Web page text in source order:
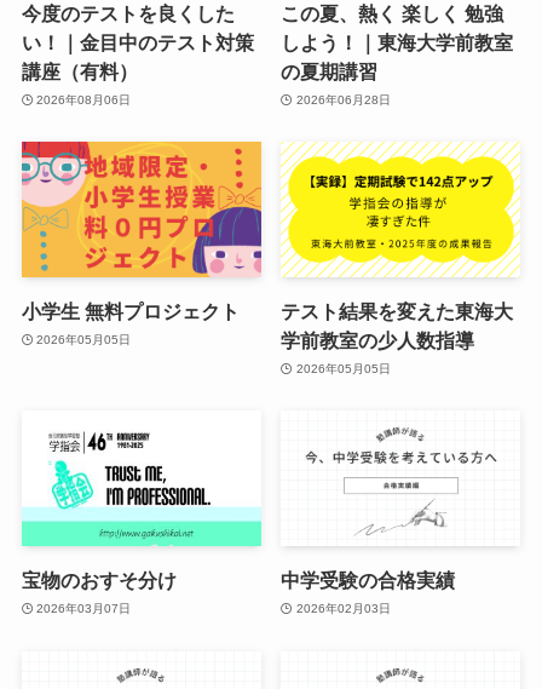
今度のテストを良くした
い！｜金目中のテスト対策
講座（有料）
2026年08月06日
この夏、熱く 楽しく 勉強
しよう！｜東海大学前教室
の夏期講習
2026年06月28日
小学生 無料プロジェクト
2026年05月05日
テスト結果を変えた東海大
学前教室の少人数指導
2026年05月05日
宝物のおすそ分け
2026年03月07日
中学受験の合格実績
2026年02月03日